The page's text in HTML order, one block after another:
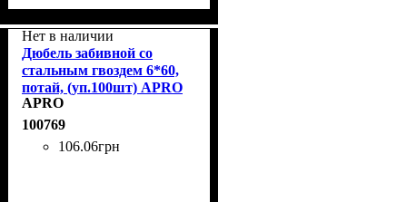
Нет в наличии
Дюбель забивной со
стальным гвоздем 6*60,
потай, (уп.100шт) APRO
SMTP-60060
APRO
100769
106.06грн